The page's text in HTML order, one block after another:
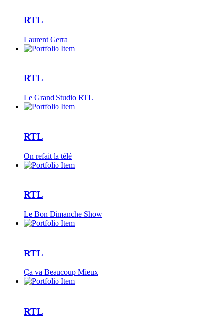
RTL
Laurent Gerra
RTL
Le Grand Studio RTL
RTL
On refait la télé
RTL
Le Bon Dimanche Show
RTL
Ça va Beaucoup Mieux
RTL